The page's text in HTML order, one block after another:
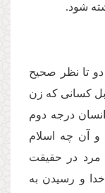
شود.
دو تا نظر صحیح
کسانی که زن
انسان درجه دوم
و آن چه اسلام
در حقیقت
و رسیدن به